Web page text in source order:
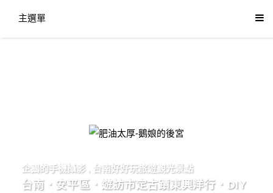
主選單
肥油太厚-鵝娘的後宮
企鵝的手機攝影 台南好好玩旅遊觀光景點
台南．安平區．遊訪市定古蹟東興洋行．DIY